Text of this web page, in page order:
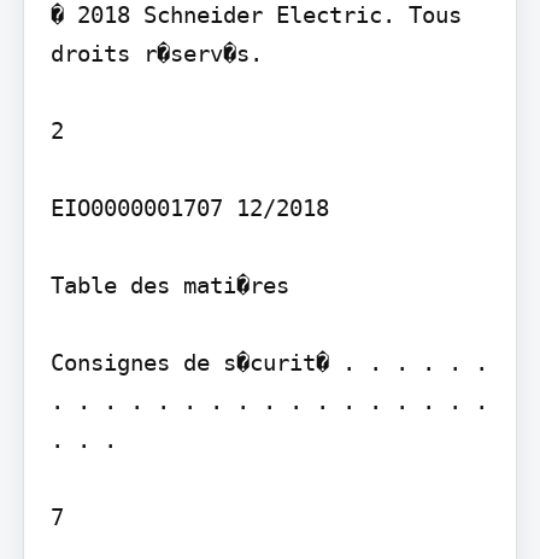
� 2018 Schneider Electric. Tous
droits r�serv�s.
2
EIO0000001707 12/2018
Table des mati�res
Consignes de s�curit� . . . . . .
. . . . . . . . . . . . . . . . .
. . .
7